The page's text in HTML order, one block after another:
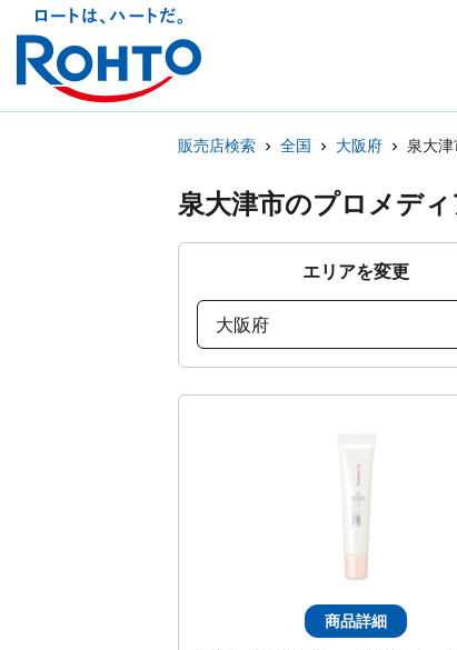
販売店検索 全国 大阪府 泉大
泉大津市のプロメデ
エリアを変更
大阪府
商品詳細